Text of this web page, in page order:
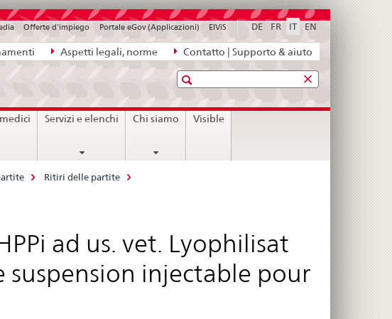
Aspetti legali, norme Contatto | Supporto & aiuto
DE FR IT EN
Offerte d'impiego Portale eGov (Applicazioni) ElViS
Ricerca
Servizi e elenchi Chi siamo Visible
Ritiri delle partite
ad us. vet. Lyophilisat
injectable pour